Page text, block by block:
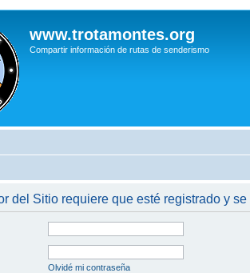
www.trotamontes.org
Compartir información de rutas de senderismo
del Sitio requiere que esté registrado y
Olvidé mi contraseña